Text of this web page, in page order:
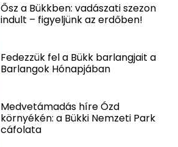
Ősz a Bükkben: vadászati szezon
indult – figyeljünk az erdőben!
Fedezzük fel a Bükk barlangjait a
Barlangok Hónapjában
Medvetámadás híre Ózd
környékén: a Bükki Nemzeti Park
cáfolata